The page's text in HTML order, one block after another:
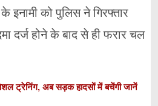
इनामी को पुलिस ने गिरफ्तार
दर्ज होने के बाद से ही फरार चल
ट्रेनिंग, अब सड़क हादसों में बचेंगी जानें